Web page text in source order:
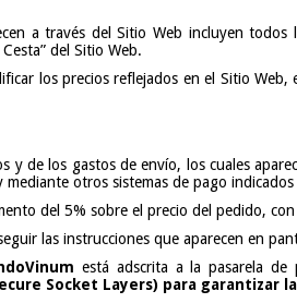
a través del Sitio Web incluyen
del Sitio Web.
los precios reflejados en el Sitio
y de los gastos de envío, los cuales
otros sistemas de pago
del 5% sobre el precio del pedido,
las instrucciones que aparecen en
está adscrita a la pasarela de
Socket Layers) para garantizar